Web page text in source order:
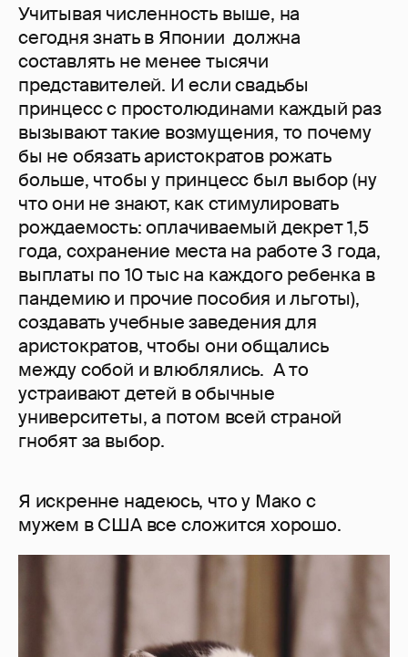
Учитывая численность выше, на
сегодня знать в Японии должна
составлять не менее тысячи
представителей. И если свадьбы
принцесс с простолюдинами каждый раз
вызывают такие возмущения, то почему
бы не обязать аристократов рожать
больше, чтобы у принцесс был выбор (ну
что они не знают, как стимулировать
рождаемость: оплачиваемый декрет 1,5
года, сохранение места на работе 3 года,
выплаты по 10 тыс на каждого ребенка в
пандемию и прочие пособия и льготы),
создавать учебные заведения для
аристократов, чтобы они общались
между собой и влюблялись. А то
устраивают детей в обычные
университеты, а потом всей страной
гнобят за выбор.
Я искренне надеюсь, что у Мако с
мужем в США все сложится хорошо.